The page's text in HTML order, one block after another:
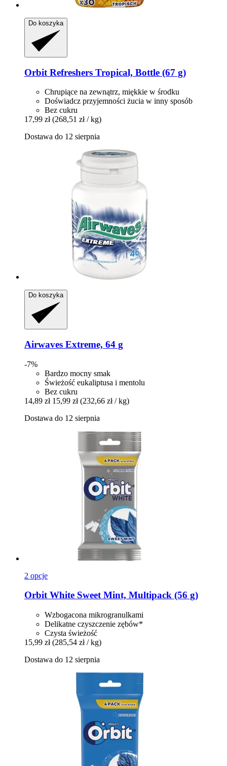
Do koszyka
Orbit Refreshers Tropical, Bottle (67 g)
Chrupiące na zewnątrz, miękkie w środku
Doświadcz przyjemności żucia w inny sposób
Bez cukru
17,99 zł (268,51 zł / kg)
Dostawa do 12 sierpnia
Do koszyka
Airwaves Extreme, 64 g
-7%
Bardzo mocny smak
Świeżość eukaliptusa i mentolu
Bez cukru
14,89 zł 15,99 zł (232,66 zł / kg)
Dostawa do 12 sierpnia
2 opcje
OrbitWhite Sweet Mint, Multipack (56 g)
Wzbogacona mikrogranulkami
Delikatne czyszczenie zębów*
Czysta świeżość
15,99 zł (285,54 zł / kg)
Dostawa do 12 sierpnia